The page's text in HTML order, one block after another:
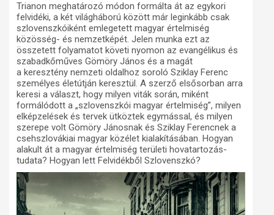
Trianon meghatározó módon formálta át az egykori
felvidéki, a két világháború között már leginkább csak
szlovenszkóiként emlegetett magyar értelmiség
közösség- és nemzetképét. Jelen munka ezt az
összetett folyamatot követi nyomon az evangélikus és
szabadkőműves Gömöry János és a magát
a keresztény nemzeti oldalhoz soroló Sziklay Ferenc
személyes életútján keresztül. A szerző elsősorban arra
keresi a választ, hogy milyen viták során, miként
formálódott a „szlovenszkói magyar értelmiség”, milyen
elképzelések és tervek ütköztek egymással, és milyen
szerepe volt Gömöry Jánosnak és Sziklay Ferencnek a
csehszlovákiai magyar közélet kialakításában. Hogyan
alakult át a magyar értelmiség területi hovatartozás-
tudata? Hogyan lett Felvidékből Szlovenszkó?